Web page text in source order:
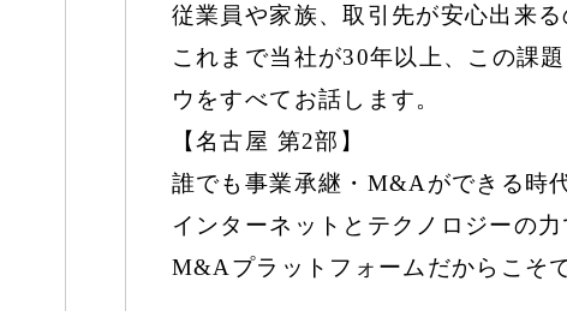
従業員や家族、取引先が安心出来る
これまで当社が30年以上、この課
ウをすべてお話します。
【名古屋 第2部】
誰でも事業承継・M&Aができる時
インターネットとテクノロジーの
M&Aプラットフォームだからこそ